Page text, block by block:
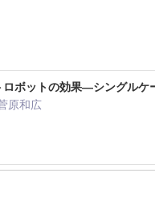
ロボットの効果―シングル
原和広